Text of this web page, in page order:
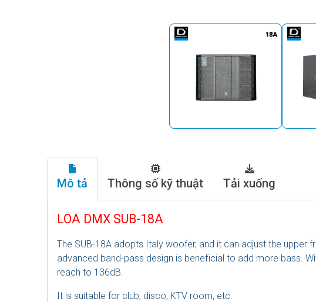
Mô tả Thông số kỹ thuật Tải xuống
LOA DMX SUB-18A
The SUB-18A adopts Italy woofer, and it can adjust the
advanced band-pass design is beneficial to add more bass.
reach to 136dB.
It is suitable for club, disco, KTV room, etc.